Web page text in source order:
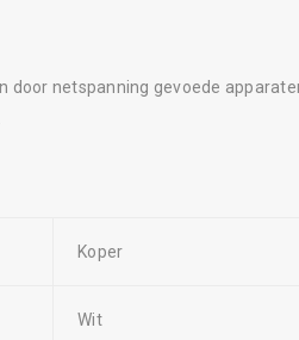
netspanning gevoede
Koper
Wit